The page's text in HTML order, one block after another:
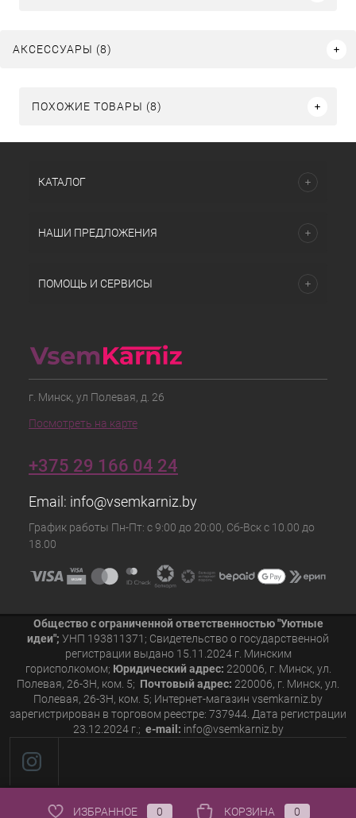
АКСЕССУАРЫ (8)
ПОХОЖИЕ ТОВАРЫ (8)
КАТАЛОГ
НАШИ ПРЕДЛОЖЕНИЯ
ПОМОЩЬ И СЕРВИСЫ
г. Минск, ул Полевая, д. 26
Посмотреть на карте
+375 29 166 04 24
Email: info@vsemkarniz.by
График работы Пн-Пт: с 9:00 до 20:00, Сб-Вск с 10.00 до
18.00
Общество с ограниченной ответственностью "Уютные
идеи"; УНП 193811371; Свидетельство о государственной
регистрации выдано 15.11.2024 г. Минским
горисполкомом; Юридический адрес: 220006, г. Минск, ул.
Полевая, 26-3Н, ком. 5; Почтовый адрес: 220006, г. Минск, ул.
Полевая, 26-3Н, ком. 5; Интернет-магазин vsemkarniz.by
зарегистрирован в торговом реестре: 737944. Дата регистрации
23.12.2024 г.; e-mail: info@vsemkarniz.by
ИЗБРАННОЕ 0 КОРЗИНА 0